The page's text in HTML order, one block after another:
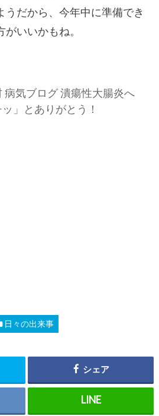
うだから、今年中に準備でき
いいかもね。
」とありがとう！
日々の出来事
シェア